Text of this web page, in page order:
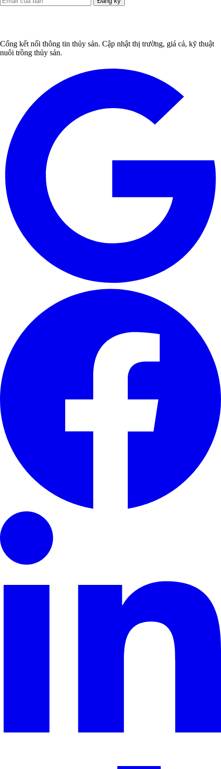
Cổng kết nối thông tin thủy sản. Cập nhật thị trường, giá cả, kỹ thuật
nuôi trồng thủy sản.